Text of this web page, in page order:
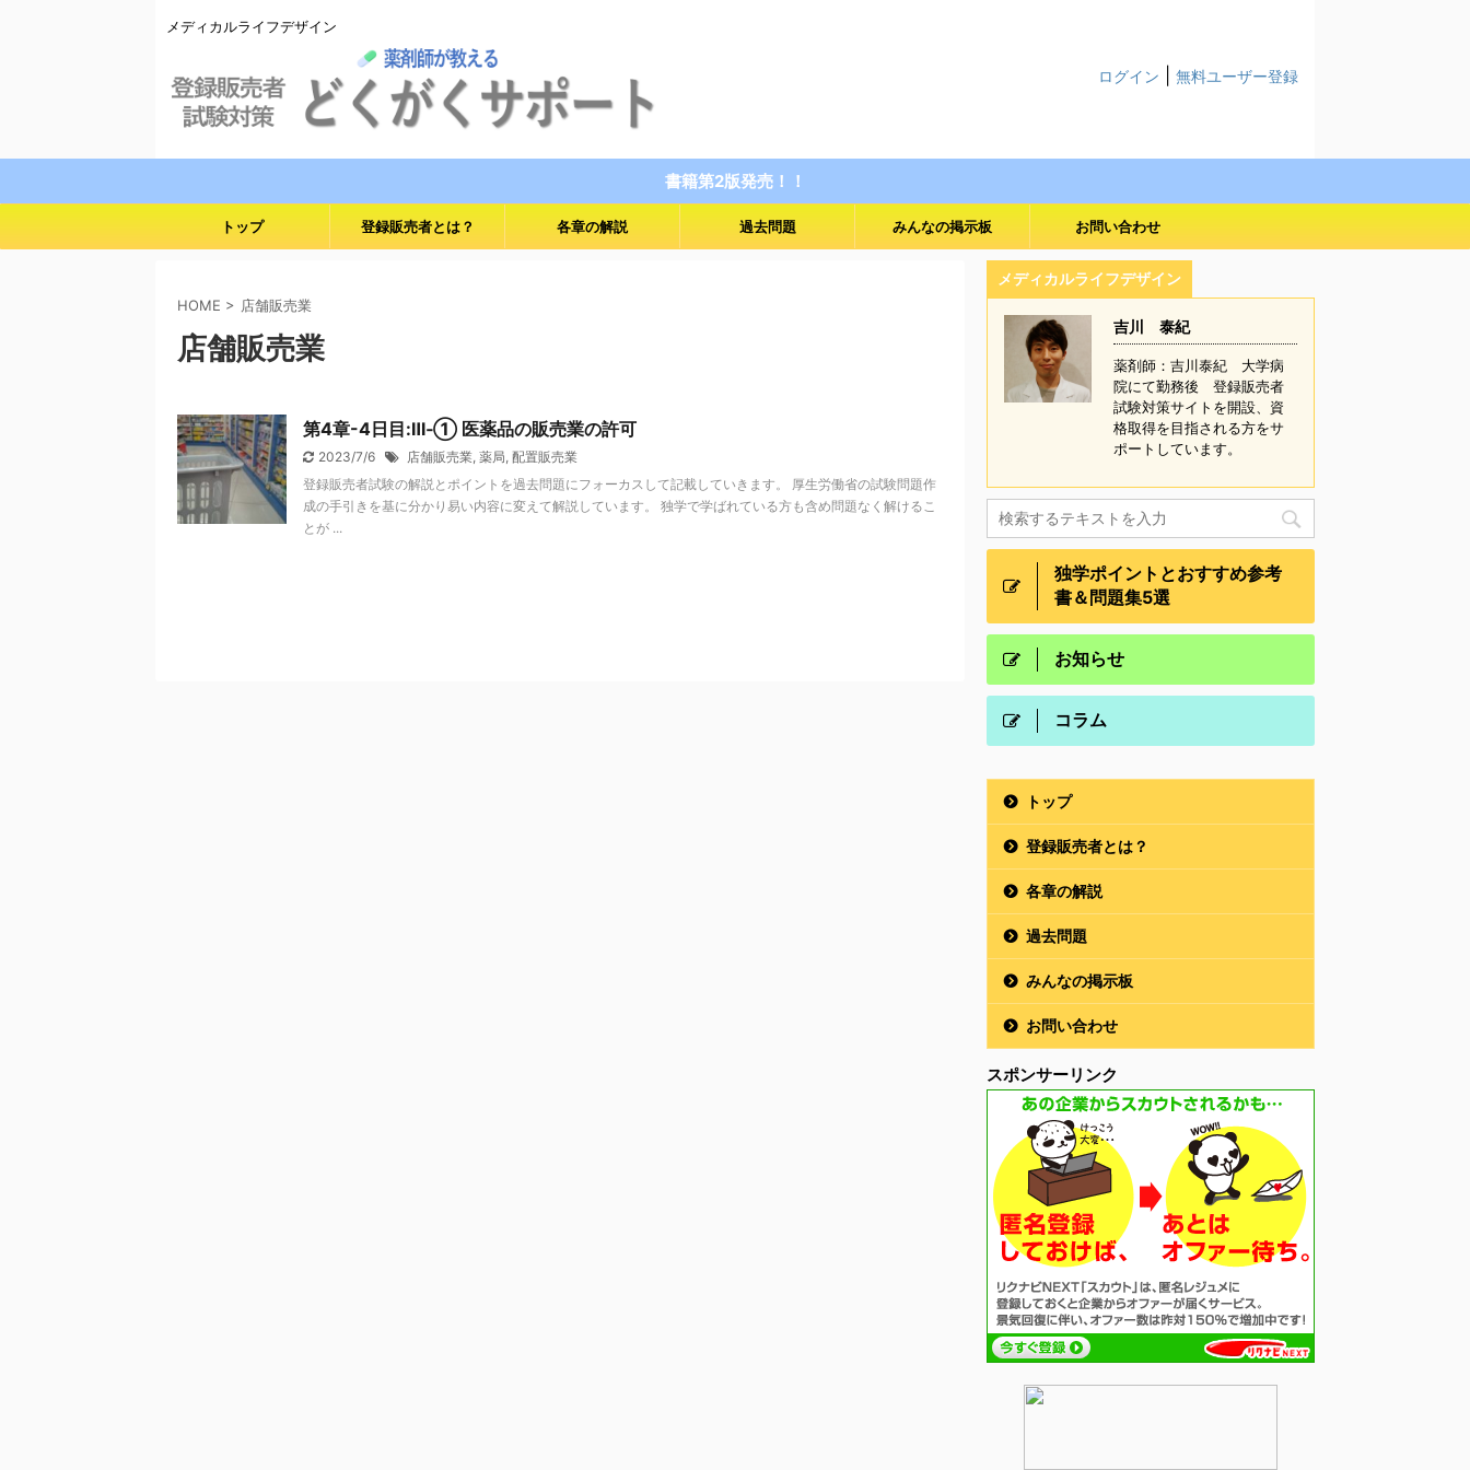
メディカルライフデザイン
ログイン 無料ユーザー登録
書籍第2版発売！！
トップ 登録販売者とは？ 各章の解説 過去問題 みんなの掲示板 お問い合わせ
HOME > 店舗販売業
店舗販売業
第4章-4日目:Ⅲ‐① 医薬品の販売業の許可
2023/7/6 店舗販売業 薬局 配置販売業
登録販売者試験の解説とポイントを過去問題にフォーカスして記載していきます。 厚生労働省の試験問題作
成の手引きを基に分かり易い内容に変えて解説しています。 独学で学ばれている方も含め問題なく解けるこ
とが ...
メディカルライフデザイン
吉川 泰紀
薬剤師：吉川泰紀 大学病
院にて勤務後 登録販売者
試験対策サイトを開設、資
格取得を目指される方をサ
ポートしています。
独学ポイントとおすすめ参考
書＆問題集5選
お知らせ
コラム
トップ
登録販売者とは？
各章の解説
過去問題
みんなの掲示板
お問い合わせ
スポンサーリンク